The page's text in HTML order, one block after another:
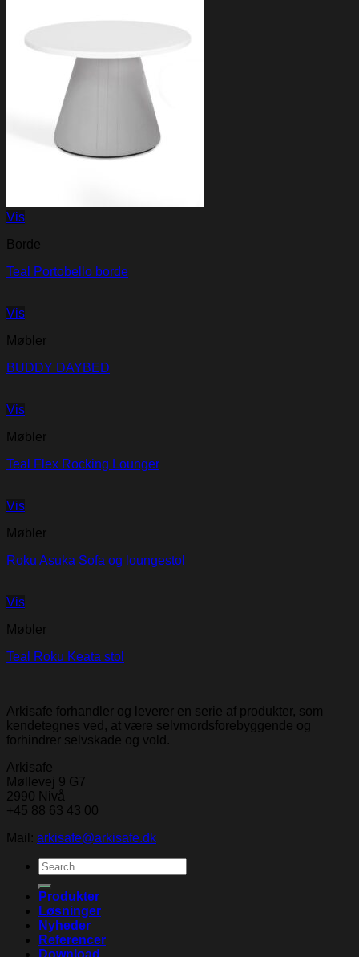
Vis
Borde
Teal Portobello borde
Vis
Møbler
BUDDY DAYBED
Vis
Møbler
Teal Flex Rocking Lounger
Vis
Møbler
Roku Asuka Sofa og loungestol
Vis
Møbler
Teal Roku Keata stol
Arkisafe forhandler og leverer en serie af produkter, som
kendetegnes ved, at være selvmordsforebyggende og
forhindrer selvskade og vold.
Arkisafe
Møllevej 9 G7
2990 Nivå
+45 88 63 43 00
Mail: arkisafe@arkisafe.dk
Search
for:
Produkter
Løsninger
Nyheder
Referencer
Download